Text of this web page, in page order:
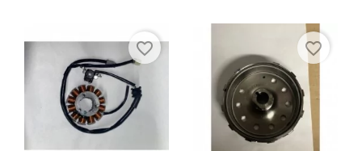
favorite_border favorite_border